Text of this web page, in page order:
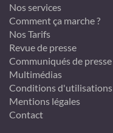
Nos services
Comment ça marche ?
Nos Tarifs
Revue de presse
Communiqués de presse
Multimédias
Conditions d'utilisations
Mentions légales
Contact